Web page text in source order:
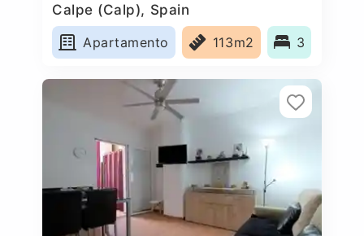
Calpe (Calp), Spain
Apartamento
113m2 3